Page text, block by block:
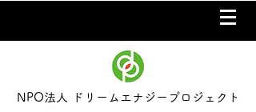
NPO法人 ドリームエナジープロジェクト